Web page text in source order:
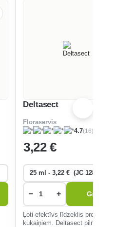
Deltasect
Floraservis
4.7(16)
3,22 €
− + Grozā
Ļoti efektīvs līdzeklis pret
kukaiņiem. Deltasect pilnībā